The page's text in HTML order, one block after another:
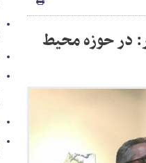
در حوزه محیط